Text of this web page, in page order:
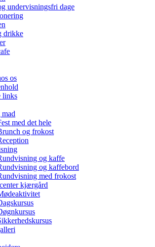
undervisningsfri dage
drikke
os
links
mad
med det hele
og frokost
og kaffe
og kaffebord
med frokost
kjærgård